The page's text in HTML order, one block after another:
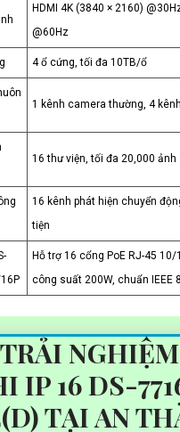
HDMI 4K (3840 × 2160)
@60Hz
4 ổ cứng, tối đa 10TB/ổ
1 kênh camera thường, 4
16 thư viện, tối đa 20,000 ảnh
16 kênh phát hiện chuyển
tiện
Hỗ trợ 16 cổng PoE RJ-45 10/
công suất 200W, chuẩn IEEE
IP 16 DS-
TẠI AN